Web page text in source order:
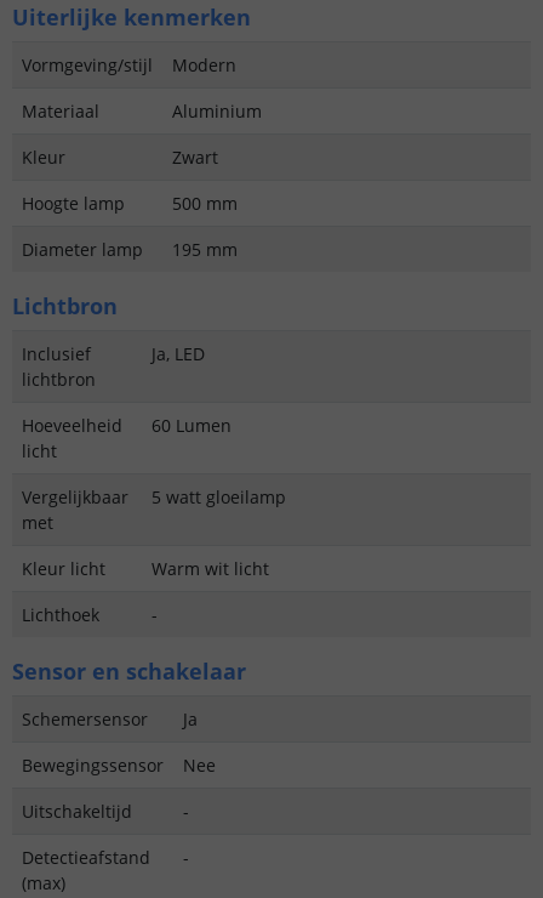
Uiterlijke kenmerken
Vormgeving/stijl
Modern
Materiaal
Aluminium
Kleur
Zwart
Hoogte lamp
500 mm
Diameter lamp
195 mm
Lichtbron
Inclusief
lichtbron
Ja, LED
Hoeveelheid
licht
60 Lumen
Vergelijkbaar
met
5 watt gloeilamp
Kleur licht
Warm wit licht
Lichthoek
-
Sensor en schakelaar
Schemersensor
Ja
Bewegingssensor
Nee
Uitschakeltijd
-
Detectieafstand
(max)
-